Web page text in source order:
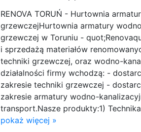
RENOVA TORUŃ - Hurtownia
grzewczejHurtownia armatury
grzewczej w Toruniu -
i sprzedażą materiałów
techniki grzewczej, oraz wodno-
działalności firmy wchodzą: -
zakresie techniki grzewczej -
zakresie armatury wodno-
transport.Nasze produkty:1)
pokaż więcej »